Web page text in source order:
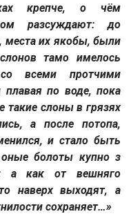
крепче, о чём
разсуждают: до
места их якобы, были
тамо имелось
всеми протчими
по воде, пока
такие слоны в грязях
а после потопа,
и стало быть
болоты купно з
а как от вешняго
наверх выходят, а
сохраняет…»